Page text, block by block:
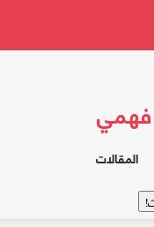
المقالات